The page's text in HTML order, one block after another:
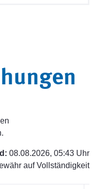
08.08.2026, 05:43 Uhr
auf Vollständigkeit